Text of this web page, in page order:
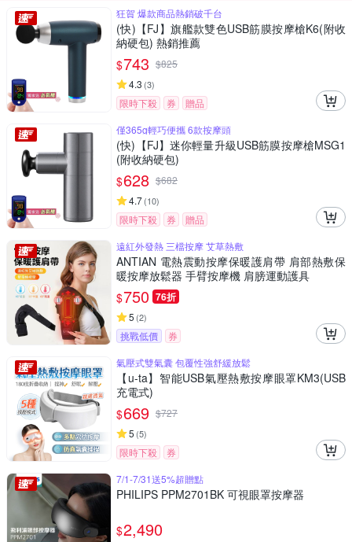
狂賀 爆款商品熱銷破千台
(快)【FJ】旗艦款雙色USB筋膜按摩槍K6(附收
納硬包) 熱銷推薦
$743 $825
4.3 (3)
限時下殺 券
贈品
僅365g輕巧便攜 6款按摩頭
(快)【FJ】迷你輕量升級USB筋膜按摩槍MSG1
(附收納硬包)
$628 $682
4.7(10)
限時下殺 券
贈品
遠紅外發熱 三檔按摩 艾草熱敷
ANTIAN 電熱震動按摩保暖護肩帶 肩部熱敷保
暖按摩放鬆器 手臂按摩機 肩膀運動護具
$750 76折
5 (2)
挑戰低價
券
氣壓式雙氣囊 包覆性強舒緩放鬆
【u-ta】智能USB氣壓熱敷按摩眼罩KM3(USB
充電式)
$669 $727
5 (5)
限時下殺
券
7/1-7/31送5%超贈點
PHILIPS PPM2701BK 可視眼罩按摩器
$2,490